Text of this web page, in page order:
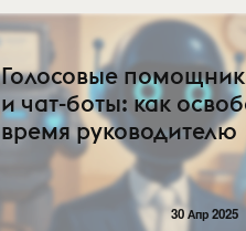
Голосовые
и чат-боты: как
время руководителю
30 Апр 2025